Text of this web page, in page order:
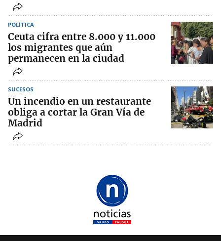
POLÍTICA
Ceuta cifra entre 8.000 y 11.000
los migrantes que aún
permanecen en la ciudad
SUCESOS
Un incendio en un restaurante
obliga a cortar la Gran Vía de
Madrid